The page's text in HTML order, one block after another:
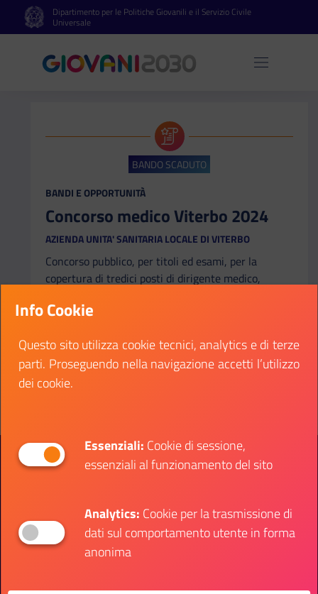
Vai al contenuto principale
Vai al footerDipartimento per le Politiche Giovanili e il Servizio Civile
Universale
Apri
BANDO SCADUTO
CATEGORIA:
BANDI E OPPORTUNITÀ
Concorso medico Viterbo 2024
AZIENDA UNITA' SANITARIA LOCALE DI VITERBO
Concorso pubblico, per titoli ed esami, per la
copertura di tredici posti di dirigente medico,
tempo indeterminato. (GU n.17 del 27-2-2024)
Data fine:
28 marzo 2024
Il link ti porterà ad avere maggiori dettagli su:
Vai al bando
Presidenza del Consiglio dei Ministri
Dipartimento per le Politiche Giovanili e il
Contatti
Info Cookie
Questo sito utilizza cookie tecnici, analytics e di terze
parti. Proseguendo nella navigazione accetti l’utilizzo
dei cookie.
Essenziali: Cookie di sessione,
essenziali al funzionamento del sito
Analytics: Cookie per la trasmissione di
dati sul comportamento utente in forma
anonima